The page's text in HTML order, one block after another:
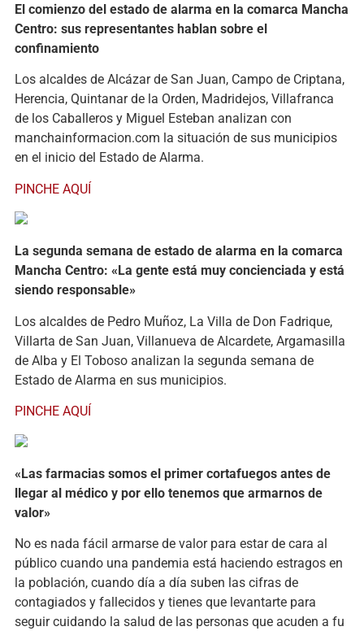
El comienzo del estado de alarma en la comarca Mancha
Centro: sus representantes hablan sobre el
confinamiento
Los alcaldes de Alcázar de San Juan, Campo de Criptana,
Herencia, Quintanar de la Orden, Madridejos, Villafranca
de los Caballeros y Miguel Esteban analizan con
manchainformacion.com la situación de sus municipios
en el inicio del Estado de Alarma.
PINCHE AQUÍ
La segunda semana de estado de alarma en la comarca
Mancha Centro: «La gente está muy concienciada y está
siendo responsable»
Los alcaldes de Pedro Muñoz, La Villa de Don Fadrique,
Villarta de San Juan, Villanueva de Alcardete, Argamasilla
de Alba y El Toboso analizan la segunda semana de
Estado de Alarma en sus municipios.
PINCHE AQUÍ
«Las farmacias somos el primer cortafuegos antes de
llegar al médico y por ello tenemos que armarnos de
valor»
No es nada fácil armarse de valor para estar de cara al
público cuando una pandemia está haciendo estragos en
la población, cuando día a día suben las cifras de
contagiados y fallecidos y tienes que levantarte para
seguir cuidando la salud de las personas que acuden a fu